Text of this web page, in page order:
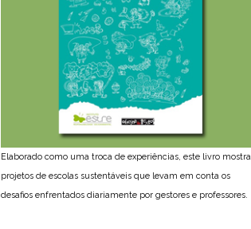
Elaborado como uma troca de experiências, este livro mostra
projetos de escolas sustentáveis que levam em conta os
desafios enfrentados diariamente por gestores e professores.